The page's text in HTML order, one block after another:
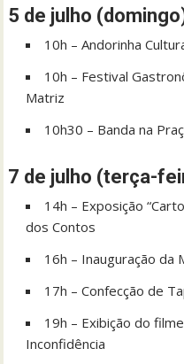
5 de julho
10h – Andorinha
10h – Festival
Matriz
10h30 – Banda na
7 de julho (terça-
14h – Exposição
dos Contos
16h – Inauguração da
17h – Confecção de
19h – Exibição do filme
Inconfidência